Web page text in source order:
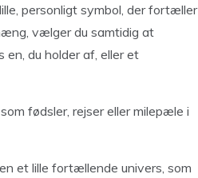
personligt symbol, der fortæller
vælger du samtidig at
du holder af, eller et
fødsler, rejser eller milepæle i
et lille fortællende univers, som